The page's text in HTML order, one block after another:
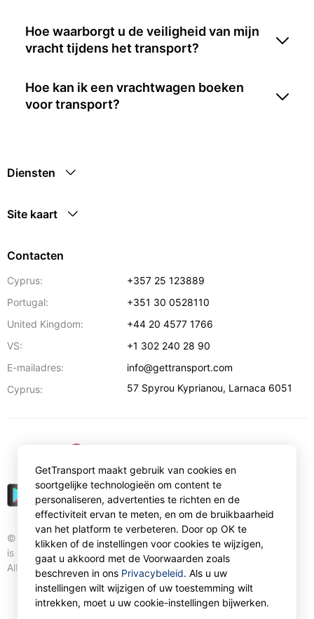
Hoe waarborgt u de veiligheid van mijn
vracht tijdens het transport?
Hoe kan ik een vrachtwagen boeken
voor transport?
Diensten
Site kaart
Contacten
Cyprus:
+357 25 123889
Portugal:
+351 30 0528110
United Kingdom:
+44 20 4577 1766
VS:
+1 302 240 28 90
E-mailadres:
info@gettransport.com
Cyprus:
57 Spyrou Kyprianou, Larnaca 6051
© Gettransport International Limited. GetTransport®
is trademark of Gettransport International Limited.
All rights reserved.
GetTransport maakt gebruik van cookies en
soortgelijke technologieën om content te
personaliseren, advertenties te richten en de
effectiviteit ervan te meten, en om de bruikbaarheid
van het platform te verbeteren. Door op OK te
klikken of de instellingen voor cookies te wijzigen,
gaat u akkoord met de Voorwaarden zoals
beschreven in ons Privacybeleid. Als u uw
instellingen wilt wijzigen of uw toestemming wilt
intrekken, moet u uw cookie-instellingen bijwerken.